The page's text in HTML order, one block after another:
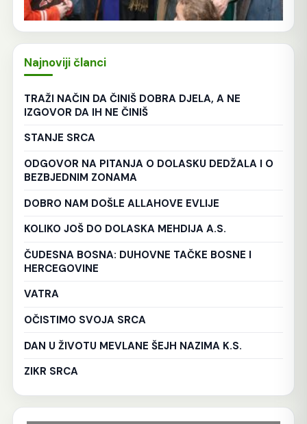
Najnoviji članci
TRAŽI NAČIN DA ČINIŠ DOBRA DJELA, A NE
IZGOVOR DA IH NE ČINIŠ
STANJE SRCA
ODGOVOR NA PITANJA O DOLASKU DEDŽALA I O
BEZBJEDNIM ZONAMA
DOBRO NAM DOŠLE ALLAHOVE EVLIJE
KOLIKO JOŠ DO DOLASKA MEHDIJA A.S.
ČUDESNA BOSNA: DUHOVNE TAČKE BOSNE I
HERCEGOVINE
VATRA
OČISTIMO SVOJA SRCA
DAN U ŽIVOTU MEVLANE ŠEJH NAZIMA K.S.
ZIKR SRCA